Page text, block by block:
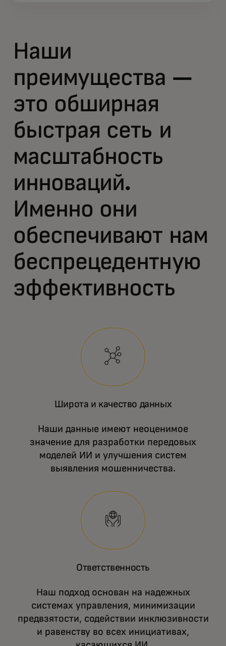
Наши
преимущества —
это обширная
быстрая сеть и
масштабность
инноваций.
Именно они
обеспечивают нам
беспрецедентную
эффективность
Широта и качество данных
Наши данные имеют неоценимое
значение для разработки передовых
моделей ИИ и улучшения систем
выявления мошенничества.
Ответственность
Наш подход основан на надежных
системах управления, минимизации
предвзятости, содействии инклюзивности
и равенству во всех инициативах,